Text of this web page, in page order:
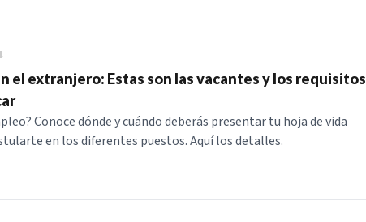
el extranjero: Estas son las vacantes y los requisitos
Conoce dónde y cuándo deberás presentar tu hoja de vida
en los diferentes puestos. Aquí los detalles.